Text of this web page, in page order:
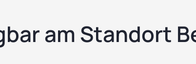
am Standort